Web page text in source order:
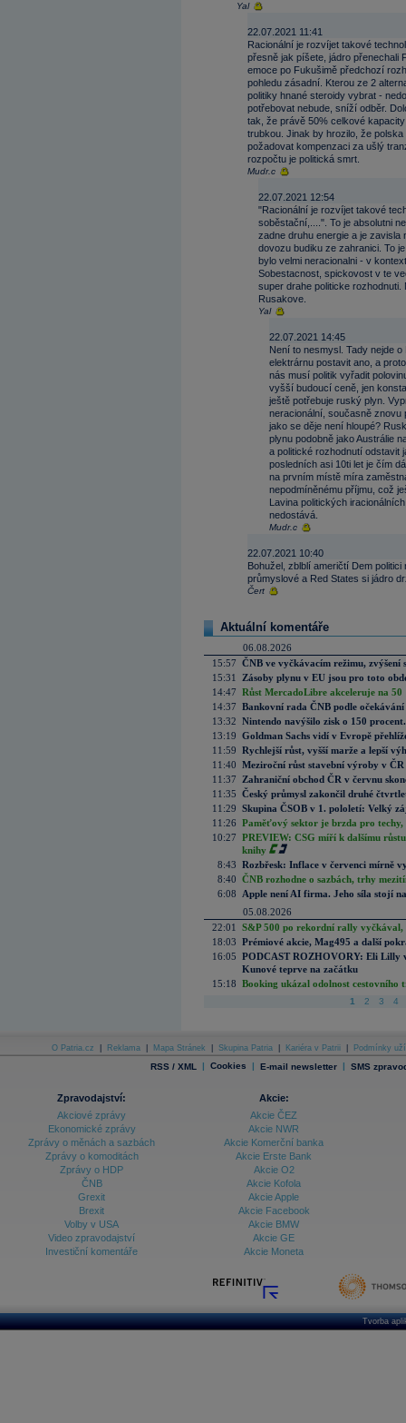
Yal
22.07.2021 11:41
Racionální je rozvíjet takové
přesně jak píšete, jádro přenechali
emoce po Fukušimě předchozí
pohledu zásadní. Kterou ze 2
politiky hnané steroidy vybrat -
potřebovat nebude, sníží odběr.
tak, že právě 50% celkové
trubkou. Jinak by hrozilo, že
požadovat kompenzaci za ušlý
rozpočtu je politická smrt.
Mudr.c
22.07.2021 12:54
"Racionální je rozvíjet takové
soběstační,....". To je absolutni
zadne druhu energie a je
dovozu budiku ze zahranici. To
bylo velmi neracionalni - v
Sobestacnost, spickovost v te
super drahe politicke
Rusakove.
Yal
22.07.2021 14:45
Není to nesmysl. Tady nejde
elektrárnu postavit ano, a
nás musí politik vyřadit
vyšší budoucí ceně, jen
ještě potřebuje ruský plyn.
neracionální, současně znovu
jako se děje není hloupé?
plynu podobně jako Austrálie
a politické rozhodnutí odstavit
posledních asi 10ti let je čím
na prvním místě míra
nepodmíněnému příjmu, což
Lavina politických
nedostává.
Mudr.c
22.07.2021 10:40
Bohužel, zblblí američtí Dem
průmyslové a Red States si jádro
Čert
Aktuální komentáře
06.08.2026
15:57 ČNB ve vyčkávacím režimu, zvýšení
15:31
Zásoby plynu v EU jsou pro toto
14:47 Růst MercadoLibre akceleruje na
14:37 Bankovní rada ČNB podle
13:32 Nintendo navýšilo zisk o 150
13:19 Goldman Sachs vidí v Evropě
11:59 Rychlejší růst, vyšší marže a lepší
11:40 Meziroční růst stavební výroby v
11:37
Zahraniční obchod ČR v červnu
11:35 Český průmysl zakončil druhé
11:29 Skupina ČSOB v 1. pololetí: Velký
11:26 Paměťový sektor je brzda pro techy,
10:27 PREVIEW: CSG míří k dalšímu
knihy
8:43 Rozbřesk: Inflace v červenci mírně
8:40 ČNB rozhodne o sazbách, trhy
6:08
Apple není AI firma. Jeho síla stojí
05.08.2026
22:01
S&P 500 po rekordní rally vyčkával,
18:03 Prémiové akcie, Mag495 a další
16:05 PODCAST ROZHOVORY: Eli Lilly
Kunové teprve na začátku
15:18 Booking ukázal odolnost cestovního
1 2 3 4
O Patria.cz Reklama Mapa Stránek Skupina Patria Kariéra v Patrii Podmínky
RSS / XML | Cookies | E-mail newsletter | SMS
Zpravodajství:
Akciové zprávy
Ekonomické zprávy
Zprávy o měnách a sazbách
Zprávy o komoditách
Zprávy o HDP
ČNB
Grexit
Brexit
Volby v USA
Video zpravodajství
Investiční komentáře
Akcie:
Akcie ČEZ
Akcie NWR
Akcie Komerční banka
Akcie Erste Bank
Akcie O2
Akcie Kofola
Akcie Apple
Akcie Facebook
Akcie BMW
Akcie GE
Akcie Moneta
Tvorba